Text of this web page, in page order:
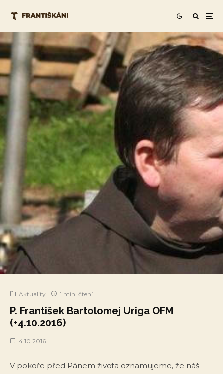
Aktuality 1 min. čtení
P. František Bartolomej Uriga OFM
(+4.10.2016)
4.10.2016
V pokoře před Pánem života oznamujeme, že náš